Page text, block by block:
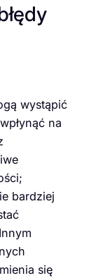
wystąpić
na
bardziej
się